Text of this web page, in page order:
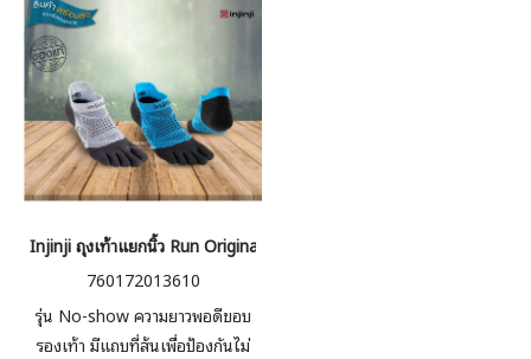
Injinji ถุงเท้าแยกนิ้ว Run Original Weight No-Show
760172013610
รุ่น No-show ความยาวพอดีขอบ
รองเท้า มีแถบที่ส้นเพื่อป้องกันไม่